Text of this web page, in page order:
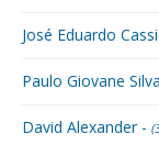
José Eduardo
Paulo Giovane
David Alexander -